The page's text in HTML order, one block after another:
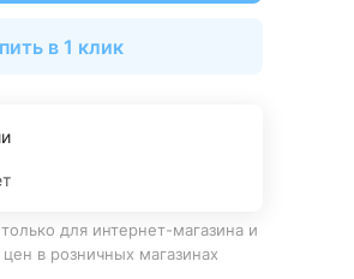
в 1 клик
для интернет-магазина и
в розничных магазинах